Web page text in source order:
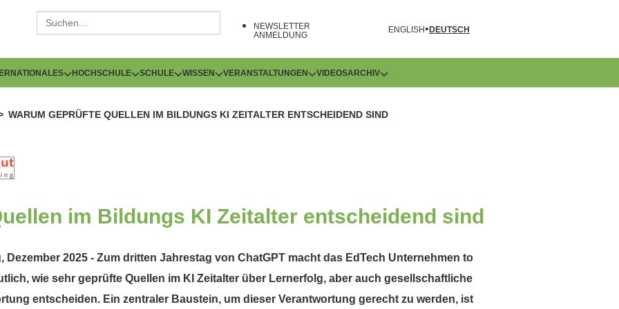
NEWSLETTER
ANMELDUNG
ENGLISH DEUTSCH
HOCHSCHULE SCHULE WISSEN VERANSTALTUNGEN VIDEOSARCHIV
WARUM GEPRÜFTE QUELLEN IM BILDUNGS KI ZEITALTER ENTSCHEIDEND SIND
im Bildungs KI Zeitalter entscheidend sind
Dezember 2025 - Zum dritten Jahrestag von ChatGPT macht das EdTech Unternehmen to
wie sehr geprüfte Quellen im KI Zeitalter über Lernerfolg, aber auch gesellschaftliche
entscheiden. Ein zentraler Baustein, um dieser Verantwortung gerecht zu werden, ist